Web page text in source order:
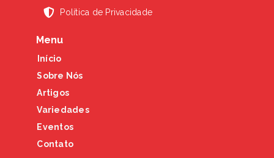
Política de Privacidade
Menu
Início
Sobre Nós
Artigos
Variedades
Eventos
Contato